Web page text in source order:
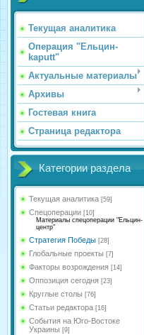
Текущая аналитика
Операция "Ельцин-
kaputt"
Актуальные материалы
Архивы
Гостевая книга
Страница редактора
Категории раздела
Текущая аналитика [59]
Спецоперации [10]
Материалы спецоперации "Ельцин-
центр"
Стратегия Победы [28]
Глобальные проекты [7]
Факторы возрождения [14]
Оппозиция сегодня [23]
Круглые столы [76]
Статьи редактора [16]
События на Юго-Востоке
Украины [9]